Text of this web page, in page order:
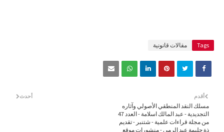
Tags مقالات قانونية
أحدث أقدم
مسلك النقد المنطقي الأصولي وآثاره
التجديدية - عبد المالك اسلامة - العدد 47
من مجلة قراءات علمية - شتنبر - تقديم
ذة حليمة عبد الرمى - منشورات موقع